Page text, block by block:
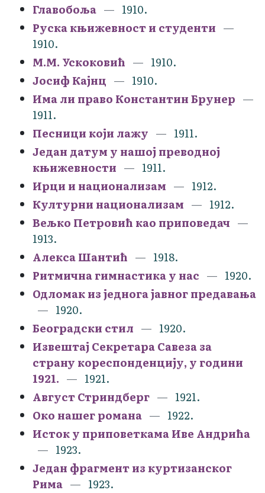
Главобоља
1910.
Руска књижевност и студенти
1910.
М.М. Ускоковић
1910.
Јосиф Кајнц
1910.
Има ли право Константин Брунер
1911.
Песници који лажу
1911.
Један датум у нашој преводној
књижевности
1911.
Ирци и национализам
1912.
Културни национализам
1912.
Вељко Петровић као приповедач
1913.
Алекса Шантић
1918.
Ритмична гимнастика у нас
1920.
Одломак из једнога јавног предавања
1920.
Београдски стил
1920.
Извештај Секретара Савеза за
страну кореспонденцију, у години
1921.
1921.
Август Стриндберг
1921.
Око нашег романа
1922.
Исток у приповеткама Иве Андрића
1923.
Један фрагмент из куртизанског
Рима
1923.